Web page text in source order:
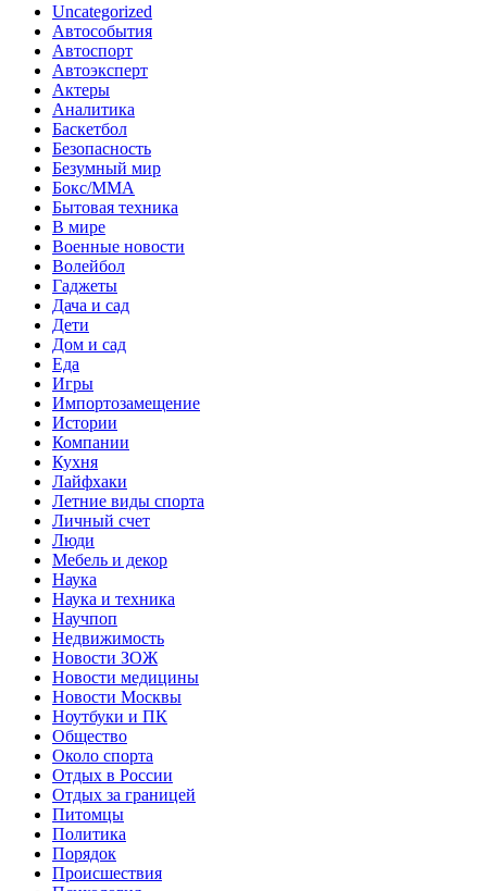
Uncategorized
Автособытия
Автоспорт
Автоэксперт
Актеры
Аналитика
Баскетбол
Безопасность
Безумный мир
Бокс/MMA
Бытовая техника
В мире
Военные новости
Волейбол
Гаджеты
Дача и сад
Дети
Дом и сад
Еда
Игры
Импортозамещение
Истории
Компании
Кухня
Лайфхаки
Летние виды спорта
Личный счет
Люди
Мебель и декор
Наука
Наука и техника
Научпоп
Недвижимость
Новости ЗОЖ
Новости медицины
Новости Москвы
Ноутбуки и ПК
Общество
Около спорта
Отдых в России
Отдых за границей
Питомцы
Политика
Порядок
Происшествия